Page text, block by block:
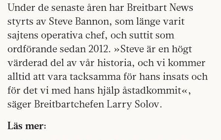
Under de senaste åren har Breitbart News
styrts av Steve Bannon, som länge varit
sajtens operativa chef, och suttit som
ordförande sedan 2012. »Steve är en högt
värderad del av vår historia, och vi kommer
alltid att vara tacksamma för hans insats och
för det vi med hans hjälp åstadkommit«,
säger Breitbartchefen Larry Solov.
Läs mer: